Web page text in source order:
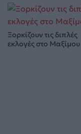
Ξορκίζουν τις διπλές
εκλογές στο Μαξίμου